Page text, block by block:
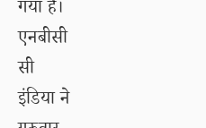
गया है।
एनबीसी
सी
इंडिया ने